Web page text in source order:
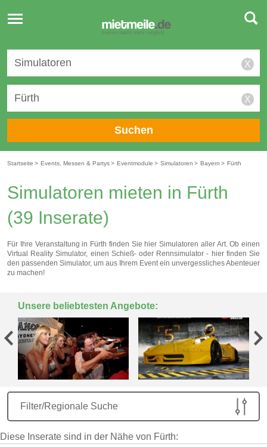
Toggle
navigation
X
X
Suchen
Startseite > Events, Messen & Partys> Eventmodule > Simulatoren > Bayern > Fürth
Simulatoren mieten in Fürth
(39 Inserate)
Für Ihre Veranstaltung in Fürth finden Sie hier Simulatoren aller Art. Ob einen
Virtual Reality Simulator, einen Schieß- oder Rennsimulator - hier finden Sie
den passenden Simulator, um aus Ihrem Event ein unvergessliches Abenteuer
zu machen!
Unsere beliebtesten Angebote:
Filter/Regionale Suche
Diese Inserate sind in der Nähe von Fürth: